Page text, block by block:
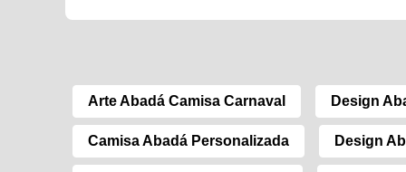
Arte Abadá Camisa Carnaval Design
Camisa Abadá Personalizada Design